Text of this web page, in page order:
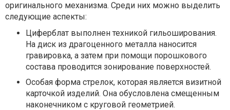
оригинального механизма. Среди них можно выделить
следующие аспекты:
Циферблат выполнен техникой гильоширования.
На диск из драгоценного металла наносится
гравировка, а затем при помощи порошкового
состава проводится зонирование поверхностей.
Особая форма стрелок, которая является визитной
карточкой изделий. Она обусловлена смещенным
наконечником с круговой геометрией.